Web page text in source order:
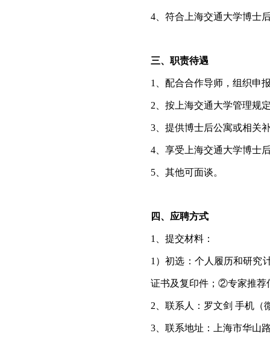
4 、符合上海交通大学博士
三、职责待遇
1 、配合合作导师，组织申
2 、按上海交通大学管理规
3 、提供博士后公寓或相关
4 、享受上海交通大学博士
5 、其他可面谈。
四、应聘方式
1 、提交材料：
1 ）初选：个人履历和研究
证书及复印件；②专家推荐
2 、联系人：罗文剑 手机（
3 、联系地址：上海市华山